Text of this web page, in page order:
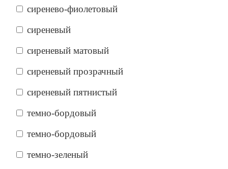
сиренево-фиолетовый
сиреневый
сиреневый матовый
сиреневый прозрачный
сиреневый пятнистый
темно-бордовый
темно-бордовый
темно-зеленый